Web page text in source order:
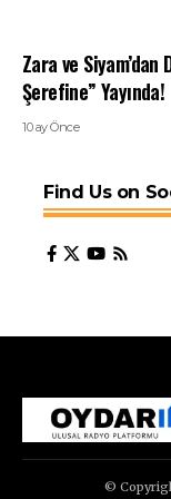
Zara ve
Şerefine” Yayında!
10 ay Önce
Find Us on
©